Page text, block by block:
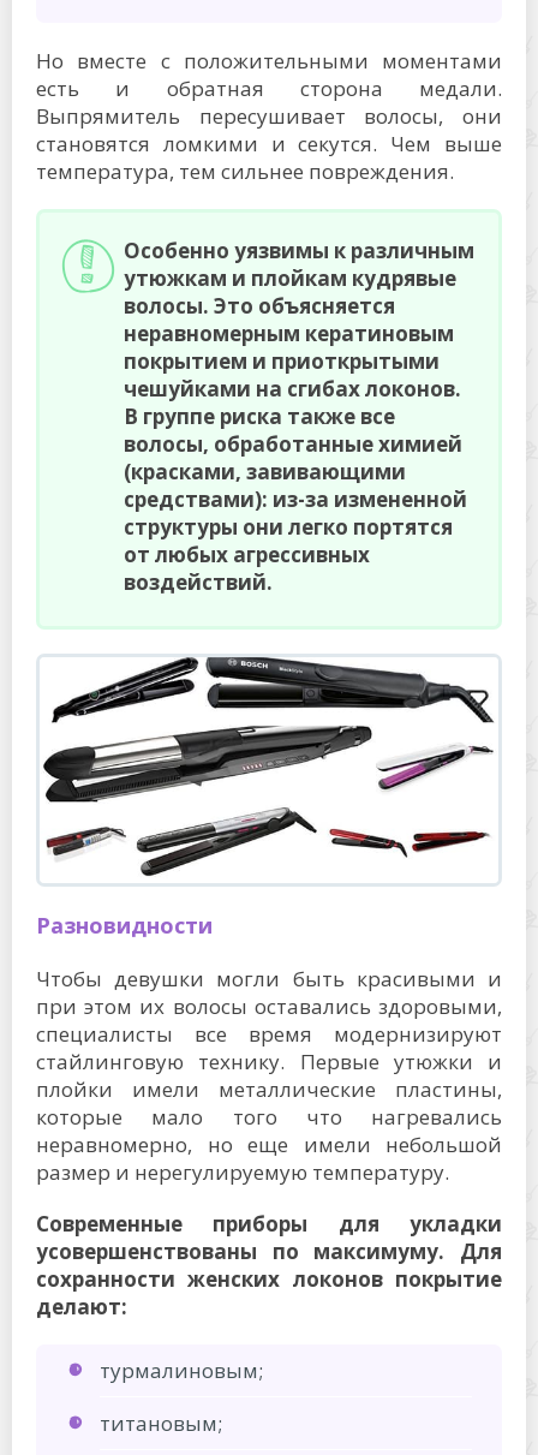
Но вместе с положительными моментами
есть и обратная сторона медали.
Выпрямитель пересушивает волосы, они
становятся ломкими и секутся. Чем выше
температура, тем сильнее повреждения.
Особенно уязвимы к различным
утюжкам и плойкам кудрявые
волосы. Это объясняется
неравномерным кератиновым
покрытием и приоткрытыми
чешуйками на сгибах локонов.
В группе риска также все
волосы, обработанные химией
(красками, завивающими
средствами): из-за измененной
структуры они легко портятся
от любых агрессивных
воздействий.
Разновидности
Чтобы девушки могли быть красивыми и
при этом их волосы оставались здоровыми,
специалисты все время модернизируют
стайлинговую технику. Первые утюжки и
плойки имели металлические пластины,
которые мало того что нагревались
неравномерно, но еще имели небольшой
размер и нерегулируемую температуру.
Современные приборы для укладки
усовершенствованы по максимуму. Для
сохранности женских локонов покрытие
делают:
турмалиновым;
титановым;